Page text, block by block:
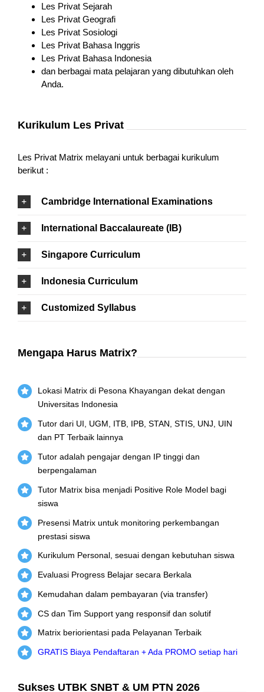
Les Privat Sejarah
Les Privat Geografi
Les Privat Sosiologi
Les Privat Bahasa Inggris
Les Privat Bahasa Indonesia
dan berbagai mata pelajaran yang dibutuhkan oleh
Anda.
Kurikulum Les Privat
Les Privat Matrix melayani untuk berbagai kurikulum
berikut :
Cambridge International Examinations
International Baccalaureate (IB)
Singapore Curriculum
Indonesia Curriculum
Customized Syllabus
Mengapa Harus Matrix?
Lokasi Matrix di Pesona Khayangan dekat dengan
Universitas Indonesia
Tutor dari UI, UGM, ITB, IPB, STAN, STIS, UNJ, UIN
dan PT Terbaik lainnya
Tutor adalah pengajar dengan IP tinggi dan
berpengalaman
Tutor Matrix bisa menjadi Positive Role Model bagi
siswa
Presensi Matrix untuk monitoring perkembangan
prestasi siswa
Kurikulum Personal, sesuai dengan kebutuhan siswa
Evaluasi Progress Belajar secara Berkala
Kemudahan dalam pembayaran (via transfer)
CS dan Tim Support yang responsif dan solutif
Matrix beriorientasi pada Pelayanan Terbaik
GRATIS Biaya Pendaftaran + Ada PROMO setiap hari
Sukses UTBK SNBT & UM PTN 2026